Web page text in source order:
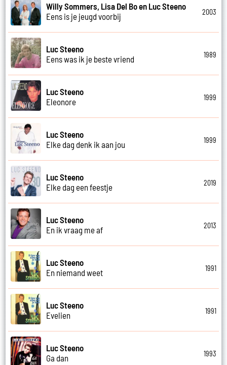
Willy Sommers, Lisa Del Bo en Luc Steeno
Eens is je jeugd voorbij
2003
Luc Steeno
Eens was ik je beste vriend
1989
Luc Steeno
Eleonore
1999
Luc Steeno
Elke dag denk ik aan jou
1999
Luc Steeno
Elke dag een feestje
2019
Luc Steeno
En ik vraag me af
2013
Luc Steeno
En niemand weet
1991
Luc Steeno
Evelien
1991
Luc Steeno
Ga dan
1993